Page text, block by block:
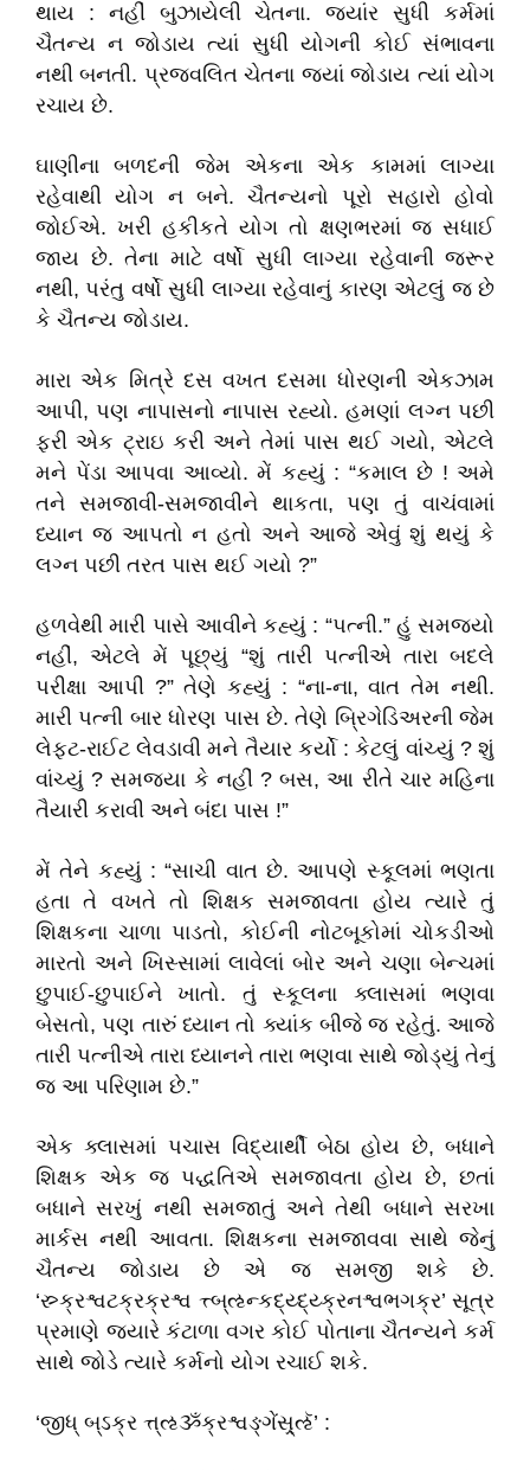
થાય : નહીં બુઝાયેલી ચેતના. જ્યાંર સુધી કર્મમાં
ચૈતન્ય ન જોડાય ત્યાં સુધી યોગની કોઈ સંભાવના
નથી બનતી. પ્રજ્વલિત ચેતના જ્યાં જોડાય ત્યાં યોગ
રચાય છે.
ઘાણીના બળદની જેમ એકના એક કામમાં લાગ્યા
રહેવાથી યોગ ન બને. ચૈતન્યનો પૂરો સહારો હોવો
જોઈએ. ખરી હકીકતે યોગ તો ક્ષણભરમાં જ સધાઈ
જાય છે. તેના માટે વર્ષો સુધી લાગ્યા રહેવાની જરૂર
નથી, પરંતુ વર્ષો સુધી લાગ્યા રહેવાનું કારણ એટલું જ છે
કે ચૈતન્ય જોડાય.
મારા એક મિત્રે દસ વખત દસમા ધોરણની એકઝામ
આપી, પણ નાપાસનો નાપાસ રહ્યો. હમણાં લગ્ન પછી
ફરી એક ટ્રાઇ કરી અને તેમાં પાસ થઈ ગયો, એટલે
મને પેંડા આપવા આવ્યો. મેં કહ્યું : “કમાલ છે ! અમે
તને સમજાવી-સમજાવીને થાકતા, પણ તું વાચંવામાં
ધ્યાન જ આપતો ન હતો અને આજે એવું શું થયું કે
લગ્ન પછી તરત પાસ થઈ ગયો ?”
હળવેથી મારી પાસે આવીને કહ્યું : “પત્ની.” હું સમજ્યો
નહીં, એટલે મેં પૂછ્યું “શું તારી પત્નીએ તારા બદલે
પરીક્ષા આપી ?” તેણે કહ્યું : “ના-ના, વાત તેમ નથી.
મારી પત્ની બાર ધોરણ પાસ છે. તેણે બ્રિગેડિઅરની જેમ
લેફ્ટ-રાઈટ લેવડાવી મને તૈયાર કર્યો : કેટલું વાંચ્યું ? શું
વાંચ્યું ? સમજ્યા કે નહીં ? બસ, આ રીતે ચાર મહિના
તૈયારી કરાવી અને બંદા પાસ !”
મેં તેને કહ્યું : “સાચી વાત છે. આપણે સ્કૂલમાં ભણતા
હતા તે વખતે તો શિક્ષક સમજાવતા હોય ત્યારે તું
શિક્ષકના ચાળા પાડતો, કોઈની નોટબૂકોમાં ચોકડીઓ
મારતો અને ખિસ્સામાં લાવેલાં બોર અને ચણા બેન્ચમાં
છુપાઈ-છુપાઈને ખાતો. તું સ્કૂલના ક્લાસમાં ભણવા
બેસતો, પણ તારું ધ્યાન તો ક્યાંક બીજે જ રહેતું. આજે
તારી પત્નીએ તારા ધ્યાનને તારા ભણવા સાથે જોડ્યું તેનું
જ આ પરિણામ છે.”
એક ક્લાસમાં પચાસ વિદ્યાર્થી બેઠા હોય છે, બધાને
શિક્ષક એક જ પદ્ધતિએ સમજાવતા હોય છે, છતાં
બધાને સરખું નથી સમજાતું અને તેથી બધાને સરખા
માર્કસ નથી આવતા. શિક્ષકના સમજાવવા સાથે જેનું
ચૈતન્ય જોડાય છે એ જ સમજી શકે છે.
‘સ્ર્ક્રશ્વટક્રક્રશ્વ ત્ત્બ્ઌન્કદ્ય્દ્ય્ક્રનશ્વભગક્ર’ સૂત્ર
પ્રમાણે જ્યારે કંટાળા વગર કોઈ પોતાના ચૈતન્યને કર્મ
સાથે જોડે ત્યારે કર્મનો યોગ રચાઈ શકે.
‘જીધ્ બ્ઽક્ર ત્ત્ઌૐક્રશ્વઙ્ગેંસ્ર્ઌૅ’ :